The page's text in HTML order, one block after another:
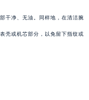
干净、无油。同样地，在清洁腕
壳或机芯部分，以免留下指纹或